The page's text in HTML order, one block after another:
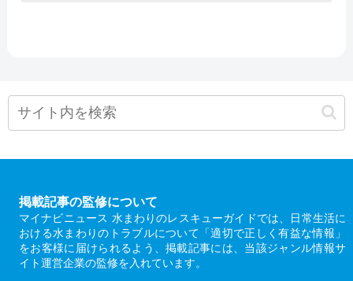
掲載記事の監修について
マイナビニュース 水まわりのレスキューガイドでは、日常生活に
おける水まわりのトラブルについて「適切で正しく有益な情報」
をお客様に届けられるよう、掲載記事には、当該ジャンル情報サ
イト運営企業の監修を入れています。